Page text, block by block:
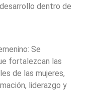
dentro de
Se
fortalezcan las
de las mujeres,
liderazgo y